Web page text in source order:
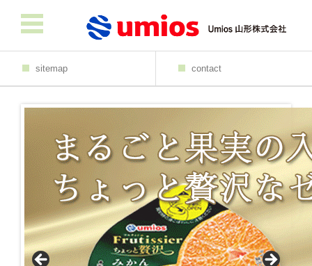
sitemap
contact
コンテンツに移動